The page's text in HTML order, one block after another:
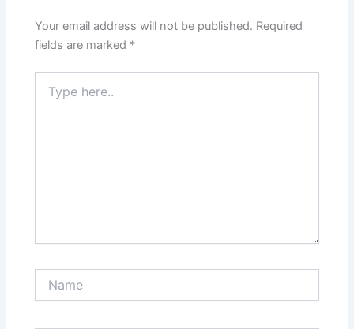
Your email address will not be published. Required
fields are marked *
here..